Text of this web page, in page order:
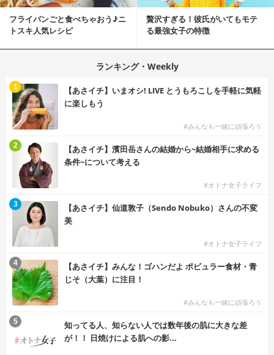
フライパンごと食べちゃおう♪ニ
トスキ人気レシピ
贅沢すぎる！彼氏がいてもモテ
る最強女子の特徴
ランキング・Weekly
【あさイチ】いまオシ! LIVE とうもろこしを手軽に気軽
に楽しもう
#みんなも一緒に頑張ろう
1
【あさイチ】濱田岳さんの結婚から~結婚相手に求める
条件~について考える
#オトナ女子ライフ
2
【あさイチ】仙道敦子（Sendo Nobuko）さんの不変
美
#オトナ女子ライフ
3
【あさイチ】みんな！ゴハンだよ ポピュラー食材・青
じそ（大葉）に注目！
#みんなも一緒に頑張ろう
4
知ってる人、知らない人では数年後の肌に大きな差
が！！ 日焼けによる肌への影...
5